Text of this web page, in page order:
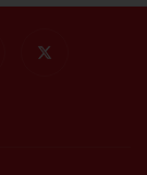
-
t